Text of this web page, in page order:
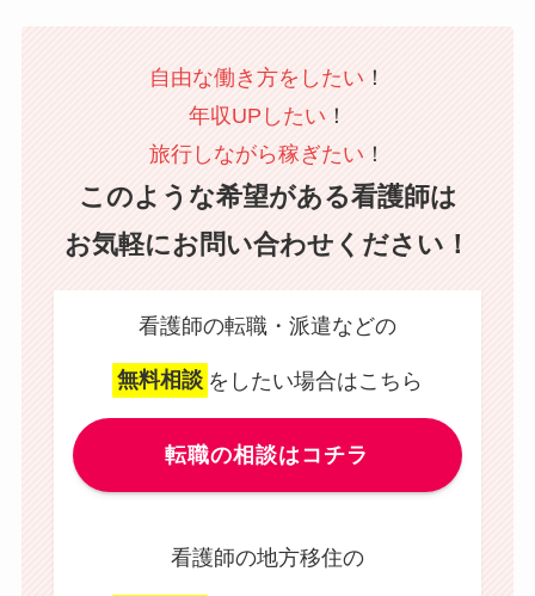
自由な働き方をしたい ！
年収UPしたい ！
旅行しながら稼ぎたい ！
このような希望がある看護師は
お気軽にお問い合わせください！
看護師の転職・派遣などの
無料相談 をしたい場合はこちら
転職の相談はコチラ
看護師の地方移住の